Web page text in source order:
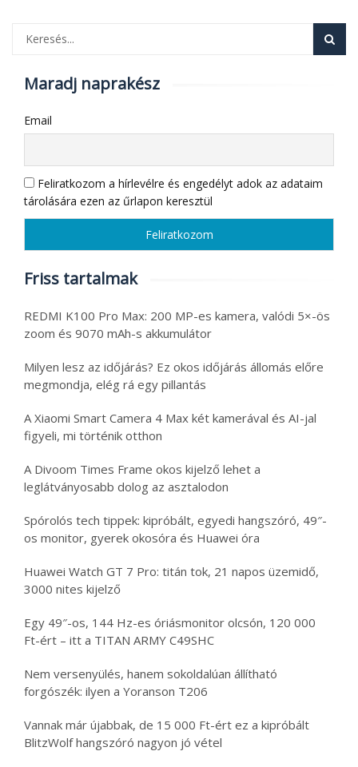
Maradj naprakész
Email
Feliratkozom a hírlevélre és engedélyt adok az adataim
tárolására ezen az űrlapon keresztül
Friss tartalmak
REDMI K100 Pro Max: 200 MP-es kamera, valódi 5×-ös
zoom és 9070 mAh-s akkumulátor
Milyen lesz az időjárás? Ez okos időjárás állomás előre
megmondja, elég rá egy pillantás
A Xiaomi Smart Camera 4 Max két kamerával és AI-jal
figyeli, mi történik otthon
A Divoom Times Frame okos kijelző lehet a
leglátványosabb dolog az asztalodon
Spórolós tech tippek: kipróbált, egyedi hangszóró, 49″-
os monitor, gyerek okosóra és Huawei óra
Huawei Watch GT 7 Pro: titán tok, 21 napos üzemidő,
3000 nites kijelző
Egy 49″-os, 144 Hz-es óriásmonitor olcsón, 120 000
Ft-ért – itt a TITAN ARMY C49SHC
Nem versenyülés, hanem sokoldalúan állítható
forgószék: ilyen a Yoranson T206
Vannak már újabbak, de 15 000 Ft-ért ez a kipróbált
BlitzWolf hangszóró nagyon jó vétel